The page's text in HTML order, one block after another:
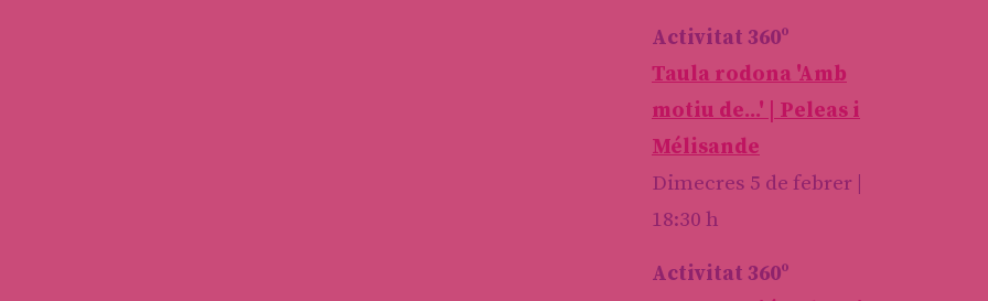
Activitat 360º
Taula rodona 'Amb
motiu de...' | Peleas i
Mélisande
Dimecres 5 de febrer |
18:30 h
Activitat 360º